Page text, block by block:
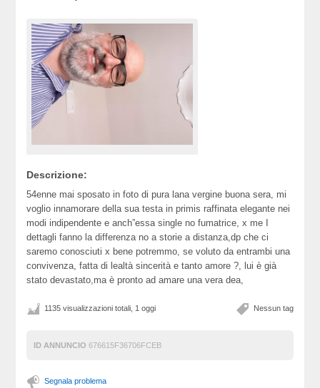
Descrizione:
54enne mai sposato in foto di pura lana vergine buona sera, mi
voglio innamorare della sua testa in primis raffinata elegante nei
modi indipendente e anch”essa single no fumatrice, x me I
dettagli fanno la differenza no a storie a distanza,dp che ci
saremo conosciuti x bene potremmo, se voluto da entrambi una
convivenza, fatta di lealtà sincerità e tanto amore ?, lui è già
stato devastato,ma è pronto ad amare una vera dea,
Nessun tag
1135 visualizzazioni totali, 1 oggi
ID ANNUNCIO 676615F36706FCEB
Segnala problema